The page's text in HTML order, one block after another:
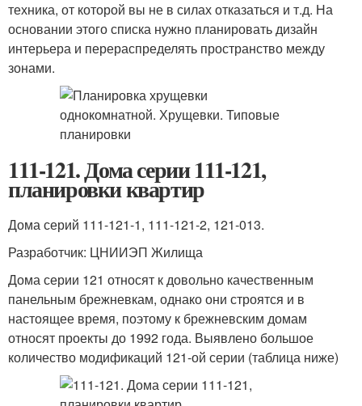
техника, от которой вы не в силах отказаться и т.д. На
основании этого списка нужно планировать дизайн
интерьера и перераспределять пространство между
зонами.
111-121. Дома серии 111-121,
планировки квартир
Дома серий 111-121-1, 111-121-2, 121-013.
Разработчик: ЦНИИЭП Жилища
Дома серии 121 относят к довольно качественным
панельным брежневкам, однако они строятся и в
настоящее время, поэтому к брежневским домам
относят проекты до 1992 года. Выявлено большое
количество модификаций 121-ой серии (таблица ниже)